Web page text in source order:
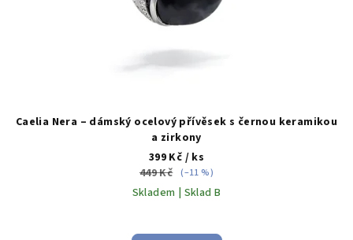
Caelia Nera – dámský ocelový přívěsek s černou keramikou
a zirkony
399 Kč / ks
449 Kč (–11 %)
Skladem | Sklad B